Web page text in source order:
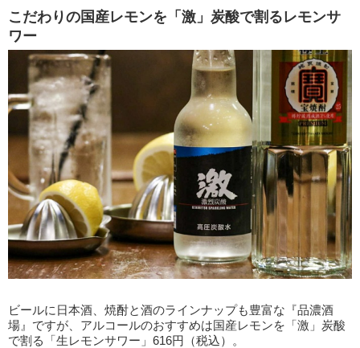
こだわりの国産レモンを「激」炭酸で割るレモンサ
ワー
ビールに日本酒、焼酎と酒のラインナップも豊富な『品濃酒
場』ですが、アルコールのおすすめは国産レモンを「激」炭酸
で割る「生レモンサワー」616円（税込）。